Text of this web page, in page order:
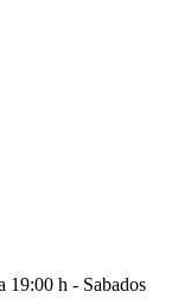
19:00 h - Sabados